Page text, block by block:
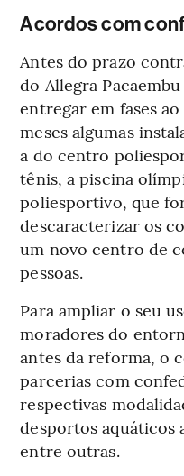
Acordos com
Antes do prazo
do Allegra
entregar em fases
meses algumas
a do centro
tênis, a piscina
poliesportivo, que
descaracterizar os
um novo centro de
pessoas.
Para ampliar o seu
moradores do
antes da reforma, o
parcerias com
respectivas
desportos aquáticos
entre outras.